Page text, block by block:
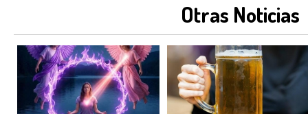
Otras Noticias